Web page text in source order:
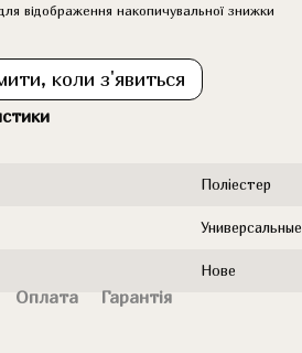
відображення накопичувальної знижки
коли з'явиться
Поліестер
Универсальные
Нове
Оплата Гарантія